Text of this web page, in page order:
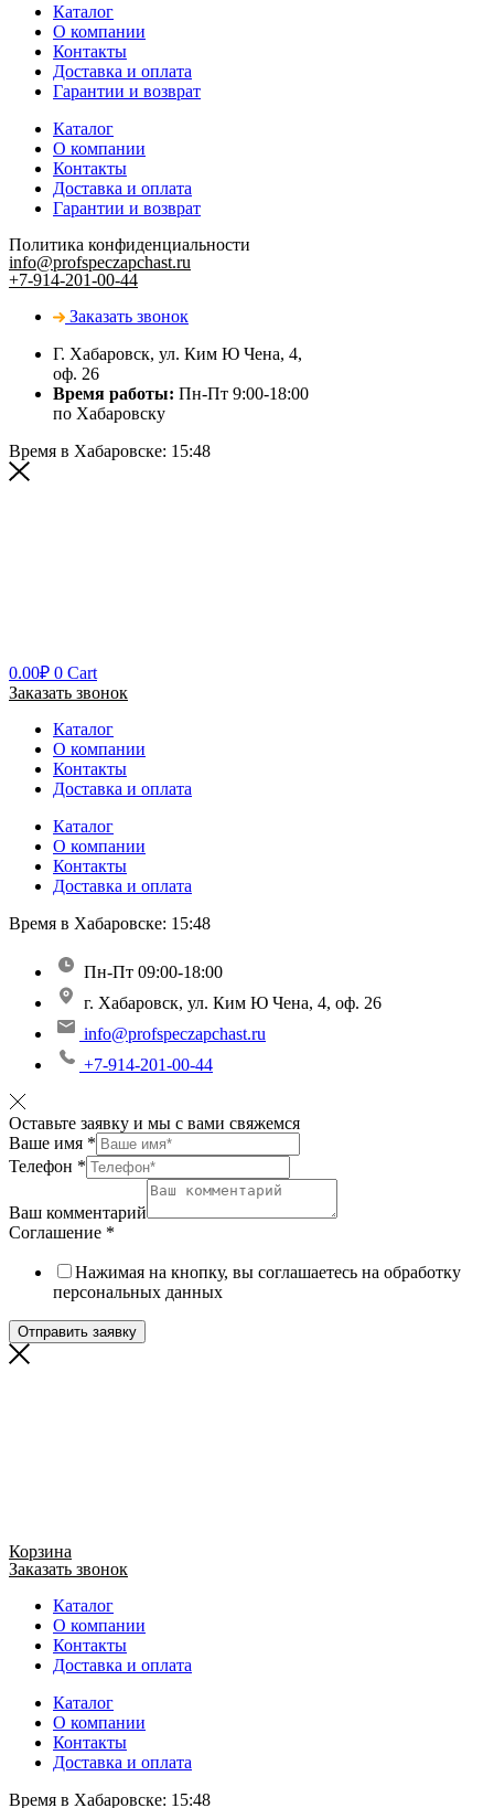
Каталог
О компании
Контакты
Доставка и оплата
Гарантии и возврат
Каталог
О компании
Контакты
Доставка и оплата
Гарантии и возврат
Политика конфиденциальности
info@profspeczapchast.ru
+7-914-201-00-44
Заказать звонок
Г. Хабаровск, ул. Ким Ю Чена, 4,
оф. 26
Время работы: Пн-Пт 9:00-18:00
по Хабаровску
Время в Хабаровске: 15:48
0.00₽ 0 Cart
Заказать звонок
Каталог
О компании
Контакты
Доставка и оплата
Каталог
О компании
Контакты
Доставка и оплата
Время в Хабаровске: 15:48
Пн-Пт 09:00-18:00
г. Хабаровск, ул. Ким Ю Чена, 4, оф. 26
info@profspeczapchast.ru
+7-914-201-00-44
Оставьте заявку и мы с вами свяжемся
Ваше имя *
Телефон *
Ваш комментарий
Соглашение *
Нажимая на кнопку, вы соглашаетесь на обработку
персональных данных
Отправить заявку
Корзина
Заказать звонок
Каталог
О компании
Контакты
Доставка и оплата
Каталог
О компании
Контакты
Доставка и оплата
Время в Хабаровске: 15:48